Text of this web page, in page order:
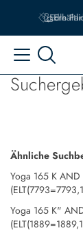
Ähnliche
Yoga 165 K AND
Yoga 165 K"